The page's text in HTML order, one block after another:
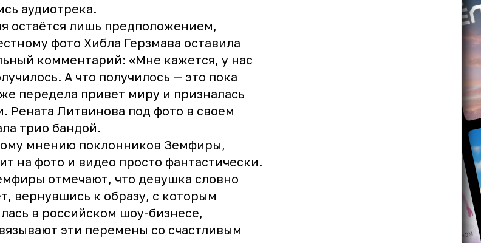
аудиотрека.
остаётся лишь предположением,
фото Хибла Герзмава оставила
комментарий: «Мне кажется, у нас
А что получилось — это пока
передела привет миру и призналась
Рената Литвинова под фото в своем
трио бандой.
мнению поклонников Земфиры,
на фото и видео просто фантастически.
отмечают, что девушка словно
вернувшись к образу, с которым
в российском шоу-бизнесе,
эти перемены со счастливым